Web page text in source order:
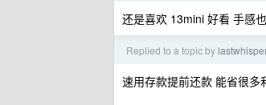
还是喜欢 13mini 好看 手感
Replied to a topic by
速用存款提前还款 能省很多